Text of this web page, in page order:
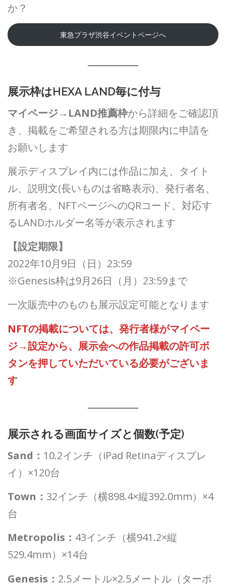
か？
東急プラザ渋谷イベントページへ
展示枠はHEXA LAND毎に付与
マイページ→LAND推薦枠から詳細をご確認頂
き、掲載をご希望される方は期限内に申請を
お願いします
展示ディスプレイ内には作品に加え、タイト
ル、説明文(長いものは省略表示)、発行者名、
所有者名、NFTページへのQRコード、対応す
るLANDホルダー名等が表示されます
【設定期限】
2022年10月9日（日）23:59
※Genesis枠は9月26日（月）23:59まで
一次販売中のものも展示設定可能となります
NFTの掲載については、発行者様がマイペー
ジ→設定から、展示会への作品掲載の許可ボ
タンを押していただいている必要がございま
す
展示される画面サイズと個数(予定)
Sand： 10.2インチ（iPad Retinaディスプレ
イ）×120台
Town： 32インチ（横898.4×縦392.0mm）×4
台
Metropolis： 43インチ（横941.2×縦
529.4mm）×14台
Genesis： 2.5メートル×2.5メートル（ターポ